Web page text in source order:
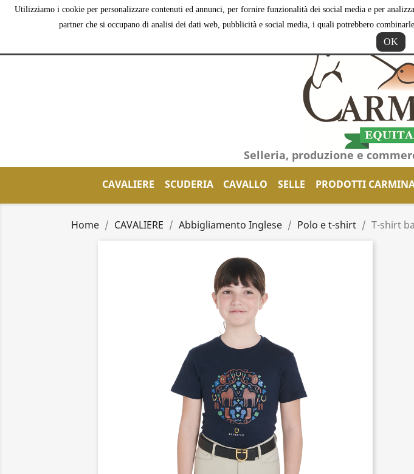
Utilizziamo i cookie per personalizzare contenuti ed annunci, per fornire funzionalità dei social media e per
partner che si occupano di analisi dei dati web, pubblicità e social media, i quali potrebbero
OK
Selleria, produzione e
CAVALIERE SCUDERIA CAVALLO SELLE PRODOTTI
Home CAVALIERE Abbigliamento Inglese Polo e t-shirt T-shirt